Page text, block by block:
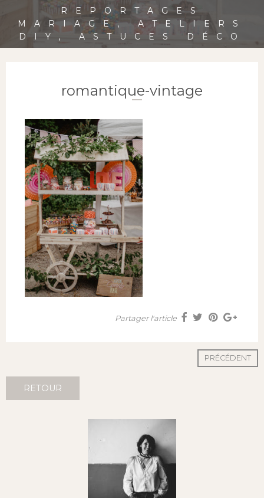
REPORTAGES
MARIAGE, ATELIERS
DIY, ASTUCES DÉCO
romantique-vintage
Partager l'article
PRÉCÉDENT
RETOUR